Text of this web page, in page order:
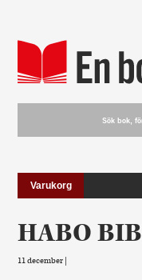
Varukorg
HABO
11 december |